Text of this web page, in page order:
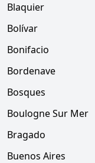
Blaquier
Bolívar
Bonifacio
Bordenave
Bosques
Boulogne Sur Mer
Bragado
Buenos Aires